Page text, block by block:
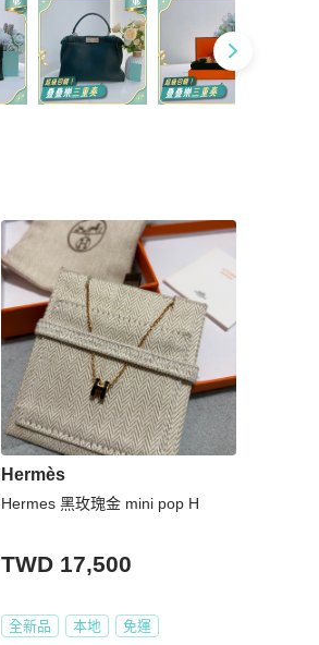
Hermès
Hermes 黑玫瑰金 mini pop H
TWD 17,500
全新品 本地 免運